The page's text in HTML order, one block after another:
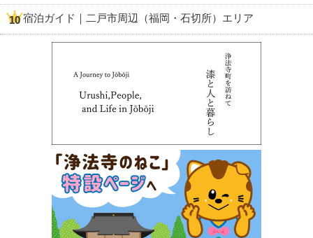
宿泊ガイド｜二戸市周辺（福岡・石切所）エリア